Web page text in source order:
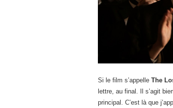
Si le film s’appelle The
lettre, au final. Il s’agit
principal. C’est là que